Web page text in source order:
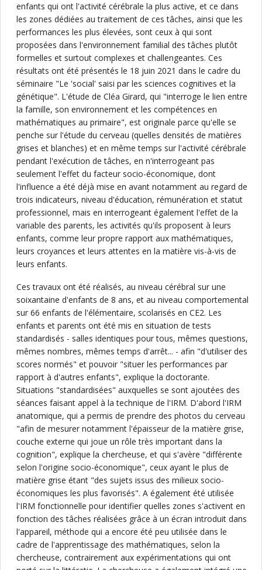
enfants qui ont l'activité cérébrale la plus active, et ce dans
les zones dédiées au traitement de ces tâches, ainsi que les
performances les plus élevées, sont ceux à qui sont
proposées dans l'environnement familial des tâches plutôt
formelles et surtout complexes et challengeantes. Ces
résultats ont été présentés le 18 juin 2021 dans le cadre du
séminaire "Le 'social' saisi par les sciences cognitives et la
génétique". L'étude de Cléa Girard, qui "interroge le lien entre
la famille, son environnement et les compétences en
mathématiques au primaire", est originale parce qu'elle se
penche sur l'étude du cerveau (quelles densités de matières
grises et blanches) et en même temps sur l'activité cérébrale
pendant l'exécution de tâches, en n'interrogeant pas
seulement l'effet du facteur socio-économique, dont
l'influence a été déjà mise en avant notamment au regard de
trois indicateurs, niveau d'éducation, rémunération et statut
professionnel, mais en interrogeant également l'effet de la
variable des parents, les activités qu'ils proposent à leurs
enfants, comme leur propre rapport aux mathématiques,
leurs croyances et leurs attentes en la matière vis-à-vis de
leurs enfants.
Ces travaux ont été réalisés, au niveau cérébral sur une
soixantaine d'enfants de 8 ans, et au niveau comportemental
sur 66 enfants de l'élémentaire, scolarisés en CE2. Les
enfants et parents ont été mis en situation de tests
standardisés - salles identiques pour tous, mêmes questions,
mêmes nombres, mêmes temps d'arrêt... - afin "d'utiliser des
scores normés" et pouvoir "situer les performances par
rapport à d'autres enfants", explique la doctorante.
Situations "standardisées" auxquelles se sont ajoutées des
séances faisant appel à la technique de l'IRM. D'abord l'IRM
anatomique, qui a permis de prendre des photos du cerveau
"afin de mesurer notamment l'épaisseur de la matière grise,
couche externe qui joue un rôle très important dans la
cognition", explique la chercheuse, et qui s'avère "différente
selon l'origine socio-économique", ceux ayant le plus de
matière grise étant "des sujets issus des milieux socio-
économiques les plus favorisés". A également été utilisée
l'IRM fonctionnelle pour identifier quelles zones s'activent en
fonction des tâches réalisées grâce à un écran introduit dans
l'appareil, méthode qui a encore été peu utilisée dans le
cadre de l'apprentissage des mathématiques, selon la
chercheuse, contrairement aux expérimentations qui ont